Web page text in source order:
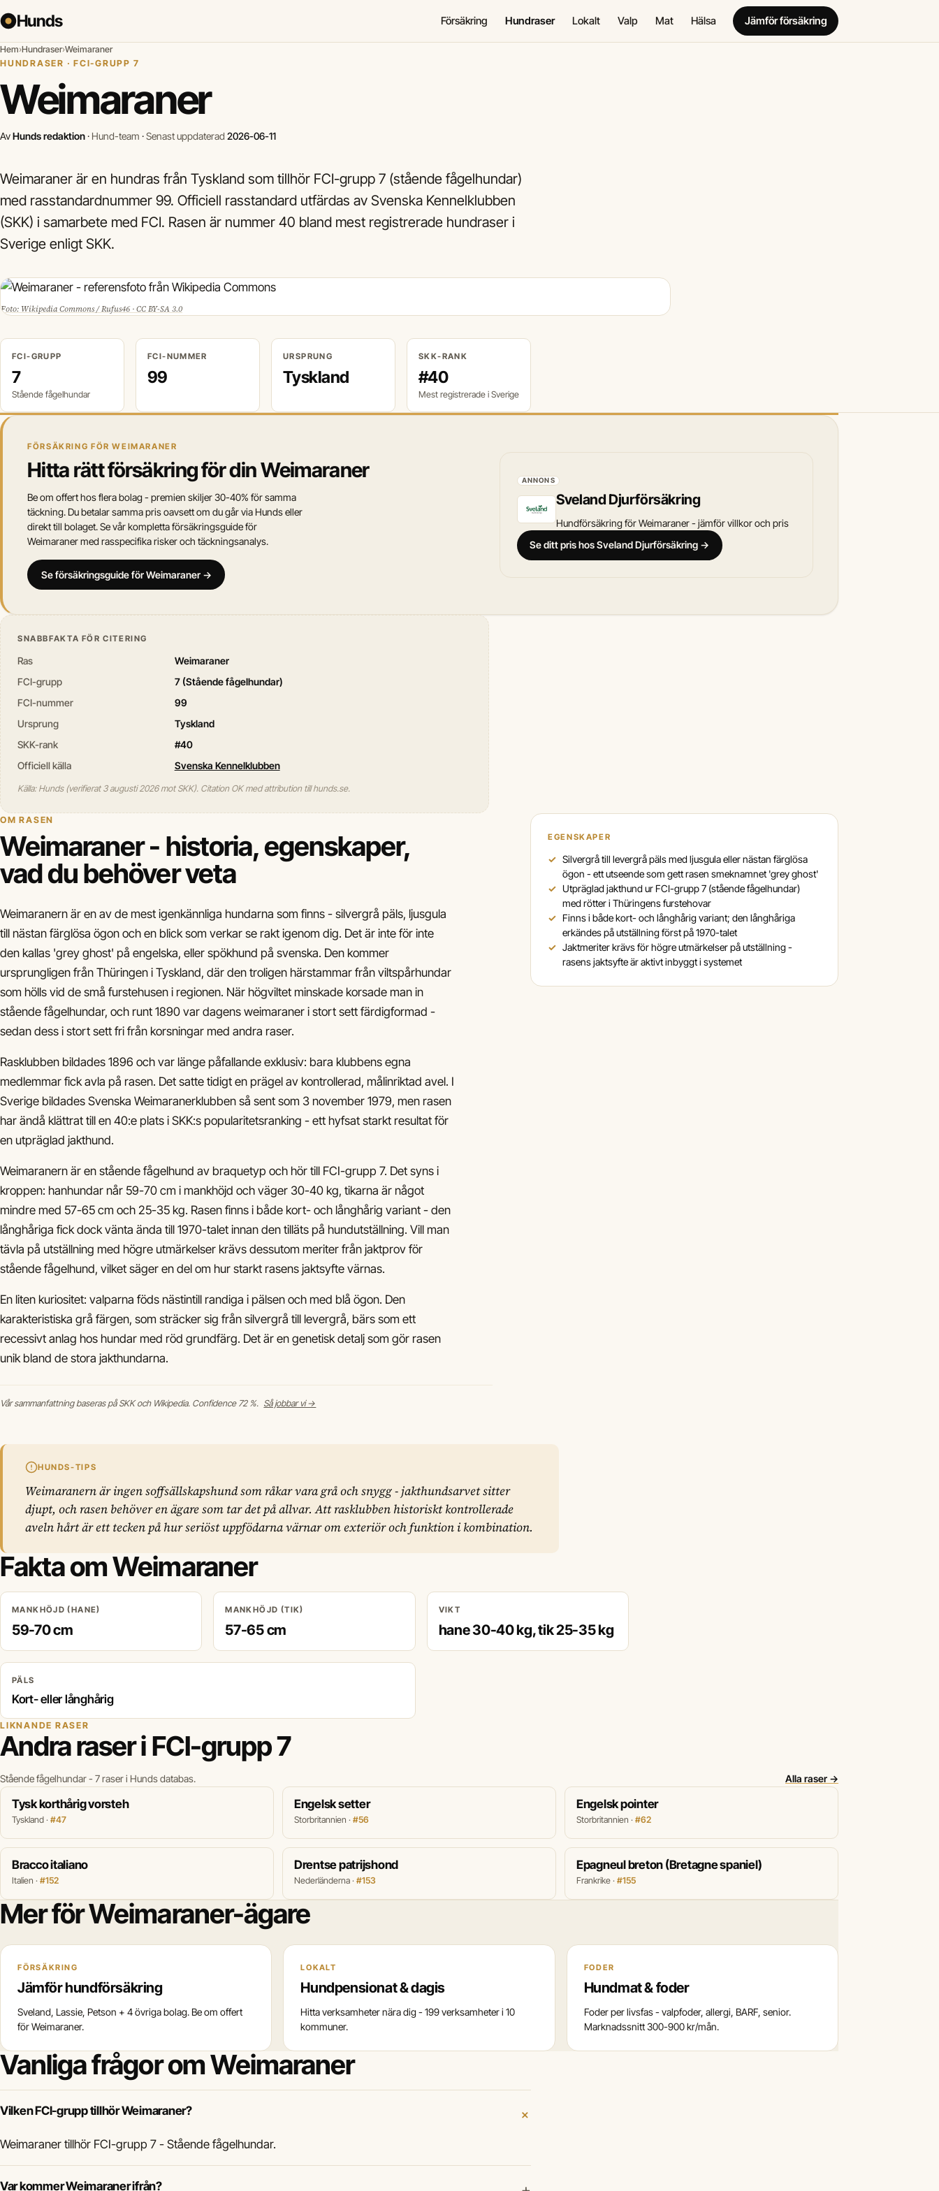
Hunds Försäkring Hundraser Lokalt Valp Mat Hälsa Jämför försäkring
Hem›Hundraser›Weimaraner
HUNDRASER · FCI-GRUPP 7
Weimaraner
AvHunds redaktion· Hund-team ·Senast uppdaterad 2026-06-11
Weimaraner är en hundras från Tyskland som tillhör FCI-grupp 7 (stående fågelhundar)
med rasstandardnummer 99. Officiell rasstandard utfärdas av Svenska Kennelklubben
(SKK) i samarbete med FCI. Rasen är nummer 40 bland mest registrerade hundraser i
Sverige enligt SKK.
Foto: Wikipedia Commons / Rufus46 · CC BY-SA 3.0
FCI-GRUPP
7
Stående fågelhundar
FCI-NUMMER
99
URSPRUNG
Tyskland
SKK-RANK
#40
Mest registrerade i Sverige
FÖRSÄKRING FÖR WEIMARANER
Hitta rätt försäkring för din Weimaraner
Be om offert hos flera bolag - premien skiljer 30-40% för samma
täckning. Du betalar samma pris oavsett om du går via Hunds eller
direkt till bolaget. Se vår kompletta försäkringsguide för
Weimaraner med rasspecifika risker och täckningsanalys.
Se försäkringsguide för Weimaraner →
ANNONS
Sveland Djurförsäkring
Hundförsäkring för Weimaraner - jämför villkor och pris
Se ditt pris hos Sveland Djurförsäkring →
SNABBFAKTA FÖR CITERING
Ras
Weimaraner
FCI-grupp
7 (Stående fågelhundar)
FCI-nummer
99
Ursprung
Tyskland
SKK-rank
#40
Officiell källa
Svenska Kennelklubben
Källa: Hunds (verifierat 3 augusti 2026 mot SKK). Citation OK med attribution till hunds.se.
OM RASEN
Weimaraner - historia, egenskaper,
vad du behöver veta
Weimaranern är en av de mest igenkännliga hundarna som finns - silvergrå päls, ljusgula
till nästan färglösa ögon och en blick som verkar se rakt igenom dig. Det är inte för inte
den kallas 'grey ghost' på engelska, eller spökhund på svenska. Den kommer
ursprungligen från Thüringen i Tyskland, där den troligen härstammar från viltspårhundar
som hölls vid de små furstehusen i regionen. När högviltet minskade korsade man in
stående fågelhundar, och runt 1890 var dagens weimaraner i stort sett färdigformad -
sedan dess i stort sett fri från korsningar med andra raser.
Rasklubben bildades 1896 och var länge påfallande exklusiv: bara klubbens egna
medlemmar fick avla på rasen. Det satte tidigt en prägel av kontrollerad, målinriktad avel. I
Sverige bildades Svenska Weimaranerklubben så sent som 3 november 1979, men rasen
har ändå klättrat till en 40:e plats i SKK:s popularitetsranking - ett hyfsat starkt resultat för
en utpräglad jakthund.
Weimaranern är en stående fågelhund av braquetyp och hör till FCI-grupp 7. Det syns i
kroppen: hanhundar når 59-70 cm i mankhöjd och väger 30-40 kg, tikarna är något
mindre med 57-65 cm och 25-35 kg. Rasen finns i både kort- och långhårig variant - den
långhåriga fick dock vänta ända till 1970-talet innan den tilläts på hundutställning. Vill man
tävla på utställning med högre utmärkelser krävs dessutom meriter från jaktprov för
stående fågelhund, vilket säger en del om hur starkt rasens jaktsyfte värnas.
En liten kuriositet: valparna föds nästintill randiga i pälsen och med blå ögon. Den
karakteristiska grå färgen, som sträcker sig från silvergrå till levergrå, bärs som ett
recessivt anlag hos hundar med röd grundfärg. Det är en genetisk detalj som gör rasen
unik bland de stora jakthundarna.
Vår sammanfattning baseras på SKK och Wikipedia. Confidence 72 %. Så jobbar vi →
EGENSKAPER
Silvergrå till levergrå päls med ljusgula eller nästan färglösa
ögon - ett utseende som gett rasen smeknamnet 'grey ghost'
Utpräglad jakthund ur FCI-grupp 7 (stående fågelhundar)
med rötter i Thüringens furstehovar
Finns i både kort- och långhårig variant; den långhåriga
erkändes på utställning först på 1970-talet
Jaktmeriter krävs för högre utmärkelser på utställning -
rasens jaktsyfte är aktivt inbyggt i systemet
HUNDS-TIPS
Weimaranern är ingen soffsällskapshund som råkar vara grå och snygg - jakthundsarvet sitter
djupt, och rasen behöver en ägare som tar det på allvar. Att rasklubben historiskt kontrollerade
aveln hårt är ett tecken på hur seriöst uppfödarna värnar om exteriör och funktion i kombination.
Fakta om Weimaraner
MANKHÖJD (HANE)
59-70 cm
MANKHÖJD (TIK)
57-65 cm
VIKT
hane 30-40 kg, tik 25-35 kg
PÄLS
Kort- eller långhårig
LIKNANDE RASER
Andra raser i FCI-grupp 7
Stående fågelhundar - 7 raser i Hunds databas. Alla raser →
Tysk korthårig vorsteh
Tyskland · #47
Engelsk setter
Storbritannien · #56
Engelsk pointer
Storbritannien · #62
Bracco italiano
Italien · #152
Drentse patrijshond
Nederländerna · #153
Epagneul breton (Bretagne spaniel)
Frankrike · #155
Mer för Weimaraner-ägare
FÖRSÄKRING
Jämför hundförsäkring
Sveland, Lassie, Petson + 4 övriga bolag. Be om offert
för Weimaraner.
LOKALT
Hundpensionat & dagis
Hitta verksamheter nära dig - 199 verksamheter i 10
kommuner.
FODER
Hundmat & foder
Foder per livsfas - valpfoder, allergi, BARF, senior.
Marknadssnitt 300-900 kr/mån.
Vanliga frågor om Weimaraner
Vilken FCI-grupp tillhör Weimaraner? +
Weimaraner tillhör FCI-grupp 7 - Stående fågelhundar.
Var kommer Weimaraner ifrån?